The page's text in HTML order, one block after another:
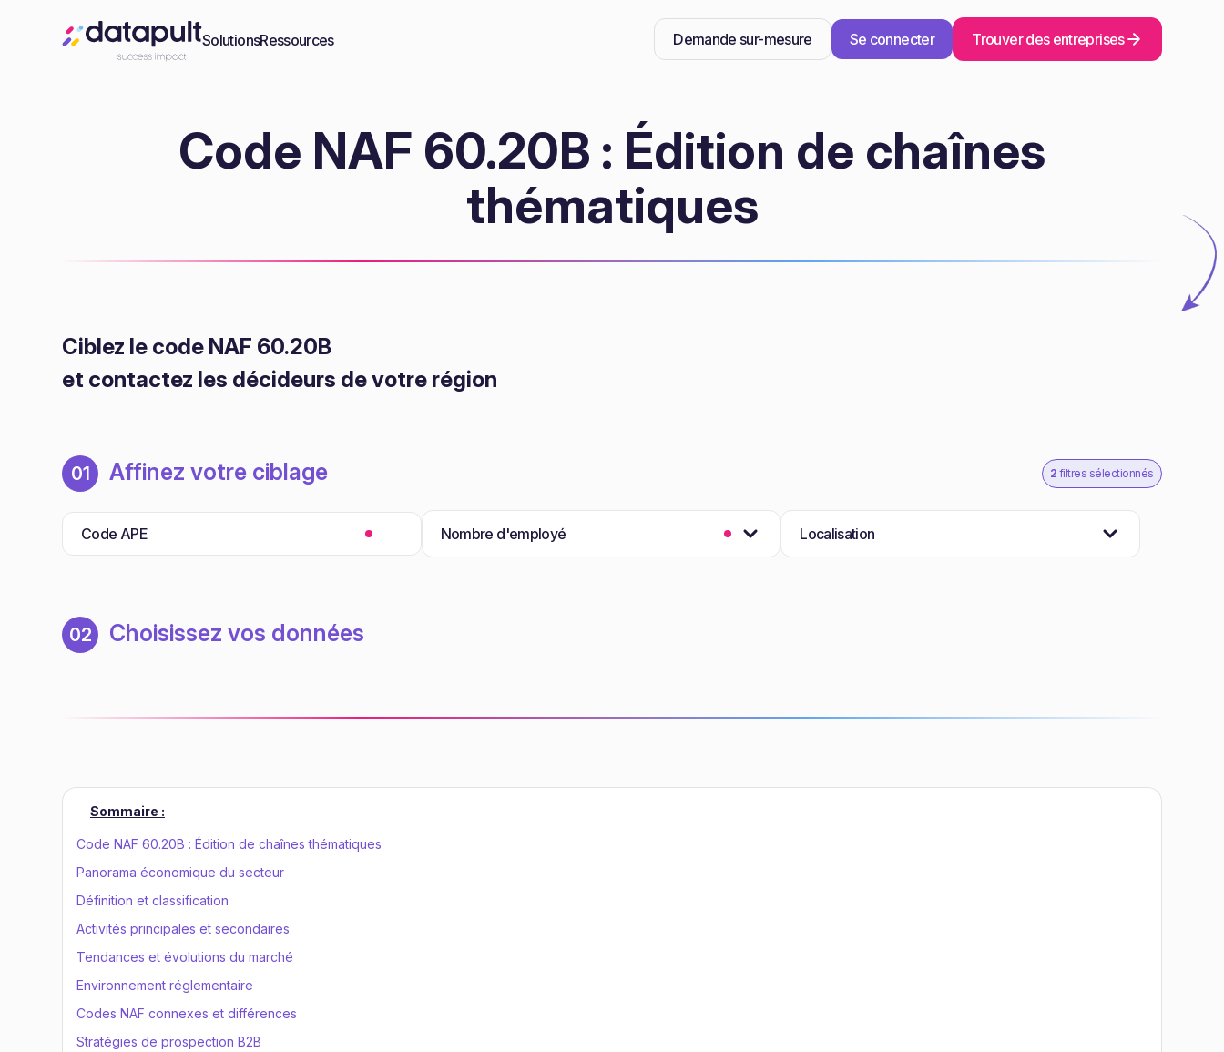
SolutionsRessources Demande sur-mesure Se connecter Trouver des entreprises
Code NAF 60.20B : Édition de chaînes
thématiques
Ciblez le code NAF 60.20B
et contactez les décideurs de votre région
01 Affinez votre ciblage 2 filtres sélectionnés
Code APE Nombre d'employé Localisation
02 Choisissez vos données
Sommaire :
Code NAF 60.20B : Édition de chaînes thématiques
Panorama économique du secteur
Définition et classification
Activités principales et secondaires
Tendances et évolutions du marché
Environnement réglementaire
Codes NAF connexes et différences
Stratégies de prospection B2B